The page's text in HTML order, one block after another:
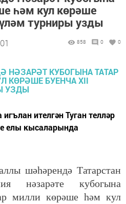
һәм кул көрәше
турниры узды
858 0 0
ителгән Туган телләр
елы кысаларында
шәһәрендә Татарстан
нәзарәте кубогына
милли көрәше һәм кул